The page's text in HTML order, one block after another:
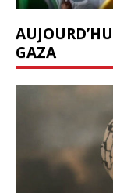
GAZA